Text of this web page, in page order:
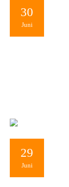
30
Juni
29
Juni